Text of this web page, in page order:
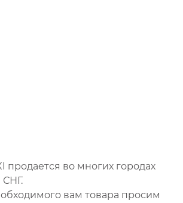
продается во многих городах
СНГ.
вам товара просим